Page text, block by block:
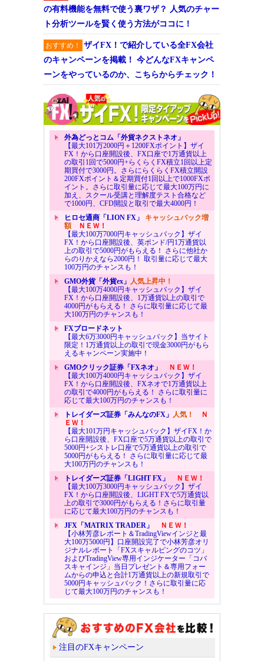
の有料機能を無料で使う裏ワザ？ 人気のチャー
ト分析ツールを賢く使う方法がココに！
おすすめ！
ザイFX！で紹介している全FX会社
のキャンペーンを掲載！ 今どんなFXキャンペ
ーンをやっているのか、こちらからチェック！
外為どっとコム「外貨ネクストネオ」
【最大101万2000円＋1200FXポイント】ザイ
FX！から口座開設後、FX口座で1万通貨以上
の取引1回で5000円+らくらくFX積立1回以上定
期買付で3000円。さらにらくらくFX積立開設
200FXポイント＆定期買付1回以上で1000FXポ
イント。さらに取引量に応じて最大100万円に
加え、スクール受講と理解度テスト合格など
で1000円、CFD開設と取引で最大4000円！
ヒロセ通商「LION FX」 キャッシュバック増
額ＮＥＷ！
【最大100万7000円キャッシュバック】ザイ
FX！から口座開設後、英ポンド/円1万通貨以
上の取引で5000円がもらえる！ さらに他社か
らのりかえなら2000円！ 取引量に応じて最大
100万円のチャンスも！
GMO外貨「外貨ex」 人気上昇中！
【最大100万4000円キャッシュバック】ザイ
FX！から口座開設後、1万通貨以上の取引で
4000円がもらえる！ さらに取引量に応じて最
大100万円のチャンスも！
FXブロードネット
【最大6万3000円キャッシュバック】当サイト
限定！1万通貨以上の取引で現金3000円がもら
えるキャンペーン実施中！
GMOクリック証券「FXネオ」
ＮＥＷ！
【最大100万4000円キャッシュバック】ザイ
FX！から口座開設後、FXネオで1万通貨以上
の取引で4000円がもらえる！ さらに取引量に
応じて最大100万円のチャンスも！
トレイダーズ証券「みんなのFX」 人気！
Ｎ
ＥＷ！
【最大101万円キャッシュバック】ザイFX！か
ら口座開設後、FX口座で5万通貨以上の取引で
5000円+シストレ口座で5万通貨以上の取引で
5000円がもらえる！ さらに取引量に応じて最
大100万円のチャンスも！
トレイダーズ証券「LIGHT FX」
ＮＥＷ！
【最大100万3000円キャッシュバック】ザイ
FX！から口座開設後、LIGHT FXで5万通貨以
上の取引で3000円がもらえる！さらに取引量
に応じて最大100万円のチャンスも！
JFX「MATRIX TRADER」
ＮＥＷ！
【小林芳彦レポート＆TradingViewインジと最
大100万5000円】口座開設完了で小林芳彦オリ
ジナルレポート「FXスキャルピングのコツ」
およびTradingView専用インジケーター「コバ
スキャインジ」当日プレゼント＆専用フォー
ムからの申込と合計1万通貨以上の新規取引で
5000円キャッシュバック！さらに取引量に応
じて最大100万円のチャンスも！
注目のFXキャンペーン